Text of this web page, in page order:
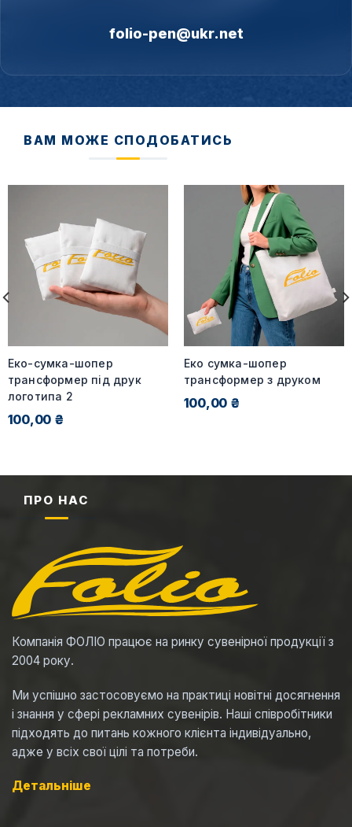
folio-pen@ukr.net
ВАМ МОЖЕ СПОДОБАТИСЬ
Еко-сумка-шопер
трансформер під друк
логотипа 2
100,00 ₴
Еко сумка-шопер
трансформер з друком
100,00 ₴
ПРО НАС
Компанія ФОЛІО працює на ринку сувенірної продукції з
2004 року.
Ми успішно застосовуємо на практиці новітні досягнення
і знання у сфері рекламних сувенірів. Наші співробітники
підходять до питань кожного клієнта індивідуально,
адже у всіх свої цілі та потреби.
Детальніше